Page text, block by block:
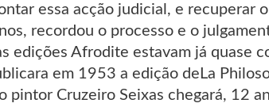
essa acção judicial, e recuperar
recordou o processo e o
edições Afrodite estavam já quase
em 1953 a edição deLa
pintor Cruzeiro Seixas chegará, 12